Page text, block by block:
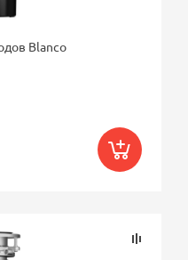
Blanco